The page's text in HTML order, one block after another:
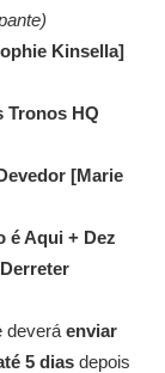
Kinsella]
Tronos HQ
[Marie
é Aqui + Dez
deverá enviar
5 dias depois